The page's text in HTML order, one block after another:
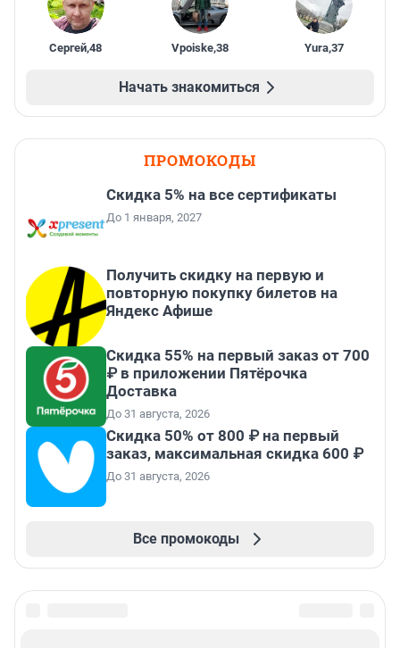
Сергей,48 Vpoiske,38 Yura,37
Начать знакомиться
ПРОМОКОДЫ
Скидка 5% на все сертификаты
До 1 января, 2027
Получить скидку на первую и
повторную покупку билетов на
Яндекс Афише
Скидка 55% на первый заказ от 700
₽ в приложении Пятёрочка
Доставка
До 31 августа, 2026
Скидка 50% от 800 ₽ на первый
заказ, максимальная скидка 600 ₽
До 31 августа, 2026
Все промокоды